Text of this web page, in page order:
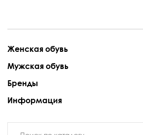
Женская обувь
Мужская обувь
Бренды
Информация